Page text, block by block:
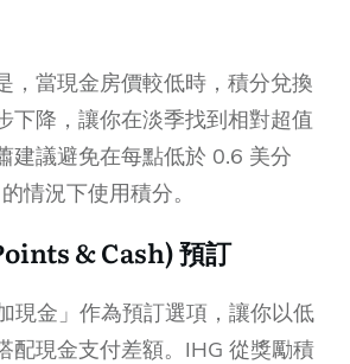
，當現金房價較低時，積分兌換
下降，讓你在淡季找到相對超值
建議避免在每點低於 0.6 美分
情況下使用積分。
& Cash) 預訂
現金」作為預訂選項，讓你以低
配現金支付差額。IHG 從獎勵積